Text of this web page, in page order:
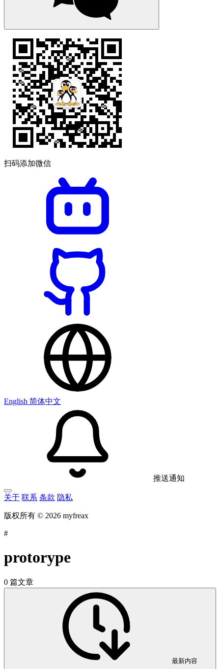
扫码添加微信
English 简体中文
推送通知
关于 联系 条款 隐私
版权所有 © 2026 myfreax
#
protorype
0 篇文章
最新内容